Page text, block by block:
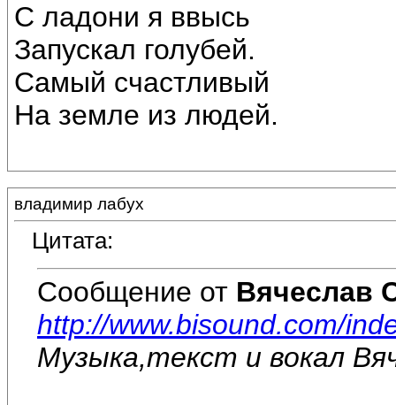
С ладони я ввысь
Запускал голубей.
Самый счастливый
На земле из людей.
владимир лабух
Цитата:
Сообщение от Вячеслав
http://www.bisound.com/
Музыка,текст и вокал